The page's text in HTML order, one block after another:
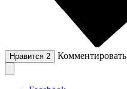
Нравится 2 Комментировать